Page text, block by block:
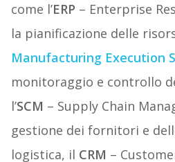
come l’ERP – Enterprise
la pianificazione delle
Manufacturing Execution
monitoraggio e controllo
l’SCM – Supply Chain
gestione dei fornitori e
logistica, il CRM –